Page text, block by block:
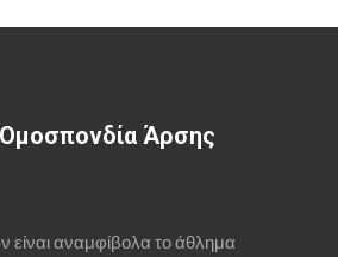
Ομοσπονδία Άρσης
αναμφίβολα το άθλημα